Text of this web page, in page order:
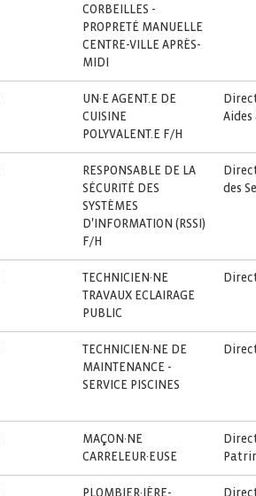
CORBEILLES -
PROPRETÉ MANUELLE
CENTRE-VILLE APRÈS-
MIDI
UN·E AGENT.E DE
CUISINE
POLYVALENT.E F/H
RESPONSABLE DE LA
SÉCURITÉ DES
SYSTÈMES
D'INFORMATION (RSSI)
F/H
des
TECHNICIEN·NE
TRAVAUX ECLAIRAGE
PUBLIC
TECHNICIEN·NE DE
MAINTENANCE -
SERVICE PISCINES
MAÇON·NE
CARRELEUR·EUSE
PLOMBIER·IÈRE-